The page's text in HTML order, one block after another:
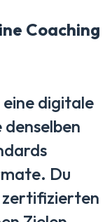
Coaching
eine digitale
Du
zertifizierten